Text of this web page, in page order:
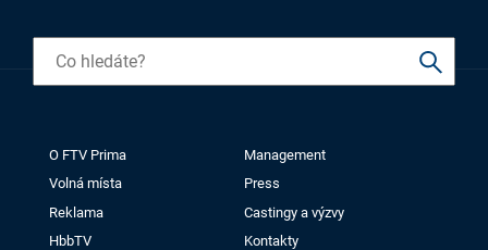
O FTV Prima
Management
Volná místa
Press
Reklama
Castingy a výzvy
HbbTV
Kontakty